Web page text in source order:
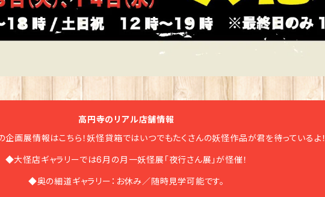
高円寺のリアル店舗情報
企画展情報はこちら！妖怪貸箱ではいつでもたくさんの妖怪作品が君を待っているよ！
◆大怪店ギャラリーでは6月の月一妖怪展「夜行さん展」が怪催！
◆奥の細道ギャラリー：お休み／随時見学可能です。